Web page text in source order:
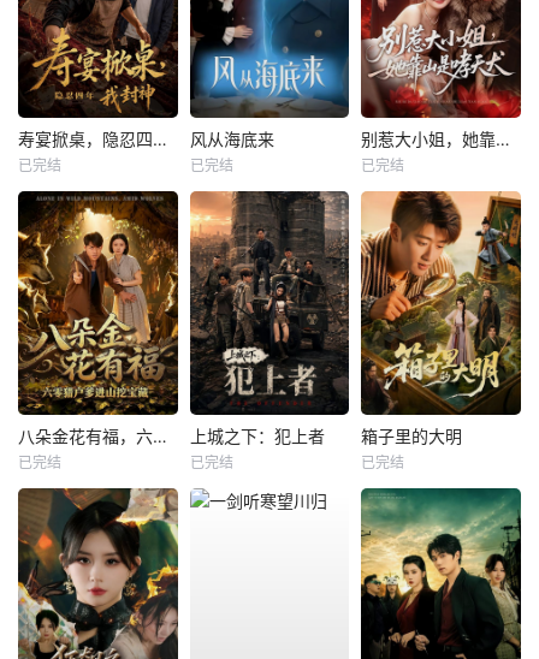
寿宴掀桌，隐忍四年我封神
已完结
风从海底来
已完结
别惹大小姐，她靠山是哮天犬
已完结
八朵金花有福，六零猎户爹进山挖宝藏
已完结
上城之下：犯上者
已完结
箱子里的大明
已完结